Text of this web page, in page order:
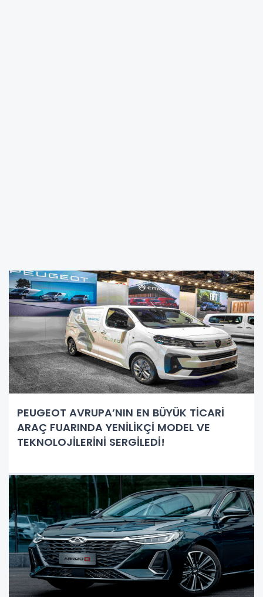
PEUGEOT AVRUPA’NIN EN BÜYÜK TİCARİ
ARAÇ FUARINDA YENİLİKÇİ MODEL VE
TEKNOLOJİLERİNİ SERGİLEDİ!